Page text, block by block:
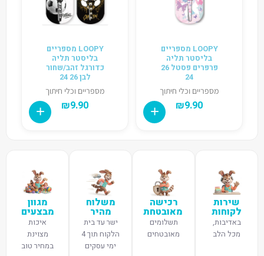
LOOPY מספריים
בליסטר תליה
פרפרים פסטל 26
24
מספריים וכלי חיתוך
₪9.90
LOOPY מספריים
בליסטר תליה
כדורגל זהב/שחור
לבן 26 24
מספריים וכלי חיתוך
₪9.90
שירות
לקוחות
באדיבות,
מכל הלב
רכישה
מאובטחת
תשלומים
מאובטחים
משלוח
מהיר
ישר עד בית
הלקוח תוך 4
ימי עסקים
מגוון
מבצעים
איכות
מצוינת
במחיר טוב